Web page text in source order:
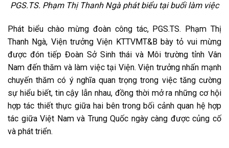
PGS.TS. Phạm Thị Thanh Ngà phát biểu tại buổi làm việc
Phát biểu chào mừng đoàn công tác, PGS.TS. Phạm Thị
Thanh Ngà, Viện trưởng Viện KTTVMT&B bày tỏ vui mừng
được đón tiếp Đoàn Sở Sinh thái và Môi trường tỉnh Vân
Nam đến thăm và làm việc tại Viện. Viện trưởng nhấn mạnh
chuyến thăm có ý nghĩa quan trọng trong việc tăng cường
sự hiểu biết, tin cậy lẫn nhau, đồng thời mở ra những cơ hội
hợp tác thiết thực giữa hai bên trong bối cảnh quan hệ hợp
tác giữa Việt Nam và Trung Quốc ngày càng được củng cố
và phát triển.